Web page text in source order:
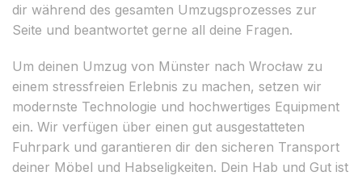
dir während des gesamten Umzugsprozesses zur
Seite und beantwortet gerne all deine Fragen.
Um deinen Umzug von Münster nach Wrocław zu
einem stressfreien Erlebnis zu machen, setzen wir
modernste Technologie und hochwertiges Equipment
ein. Wir verfügen über einen gut ausgestatteten
Fuhrpark und garantieren dir den sicheren Transport
deiner Möbel und Habseligkeiten. Dein Hab und Gut ist